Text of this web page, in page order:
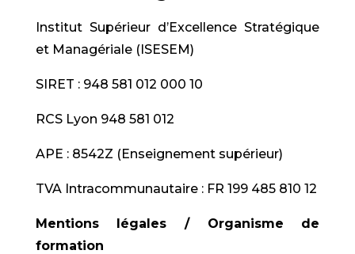
Institut Supérieur d’Excellence Stratégique
et Managériale (ISESEM)
SIRET : 948 581 012 000 10
RCS Lyon 948 581 012
APE : 8542Z (Enseignement supérieur)
TVA Intracommunautaire : FR 199 485 810 12
Mentions légales / Organisme de
formation